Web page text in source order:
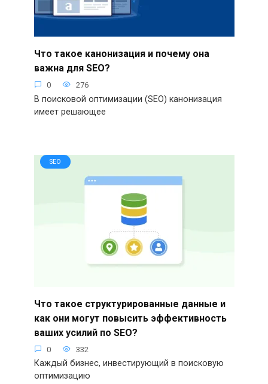
Что такое канонизация и почему она
важна для SEO?
0 276
В поисковой оптимизации (SEO) канонизация
имеет решающее
SEO
Что такое структурированные данные и
как они могут повысить эффективность
ваших усилий по SEO?
0 332
Каждый бизнес, инвестирующий в поисковую
оптимизацию